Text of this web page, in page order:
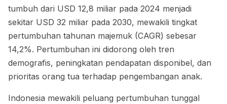
tumbuh dari USD 12,8 miliar pada 2024 menjadi
sekitar USD 32 miliar pada 2030, mewakili tingkat
pertumbuhan tahunan majemuk (CAGR) sebesar
14,2%. Pertumbuhan ini didorong oleh tren
demografis, peningkatan pendapatan disponibel, dan
prioritas orang tua terhadap pengembangan anak.
Indonesia mewakili peluang pertumbuhan tunggal